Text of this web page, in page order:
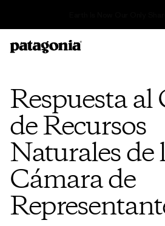
Respuesta
de Recursos
Naturales de
Cámara de